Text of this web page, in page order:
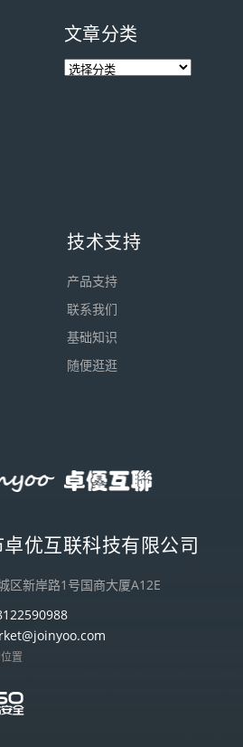
文章分类
技术支持
产品支持
联系我们
基础知识
随便逛逛
优互联科技有限公司
区新岸路1号国商大厦A12E
置